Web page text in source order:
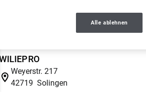
Weyerstr. 217
42719 Solingen
Alle ablehnen